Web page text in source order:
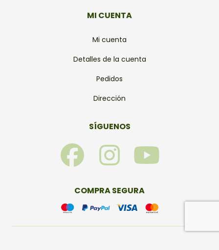
MI CUENTA
Mi cuenta
Detalles de la cuenta
Pedidos
Dirección
SÍGUENOS
F
a
c
e
I
n
s
t
Y
u
t
COMPRA SEGURA